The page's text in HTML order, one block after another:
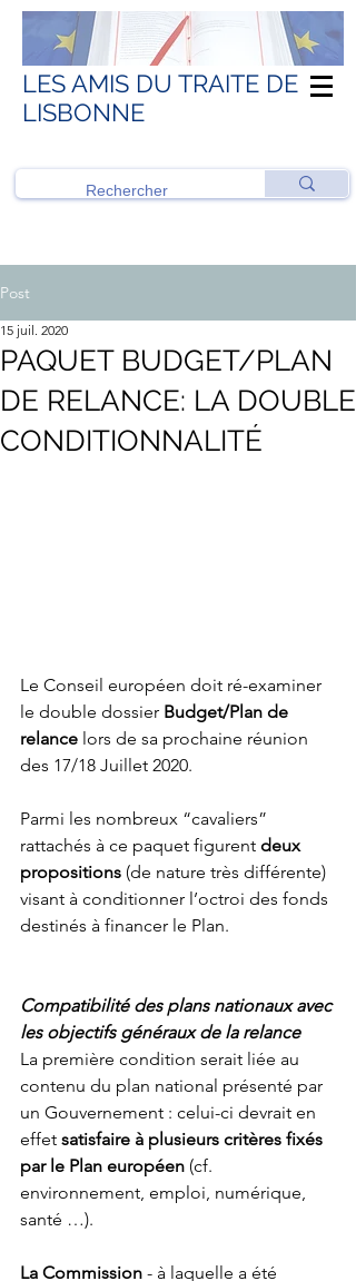
LES AMIS DU TRAITE DE
LISBONNE
Post
PAQUET BUDGET/PLAN
DE RELANCE: LA DOUBLE
CONDITIONNALITÉ
15 juil. 2020
Le Conseil européen doit ré-examiner
le double dossier Budget/Plan de
relance lors de sa prochaine réunion
des 17/18 Juillet 2020.
Parmi les nombreux “cavaliers”
rattachés à ce paquet figurent deux
propositions (de nature très différente)
visant à conditionner l’octroi des fonds
destinés à financer le Plan.
Compatibilité des plans nationaux avec
les objectifs généraux de la relance
La première condition serait liée au
contenu du plan national présenté par
un Gouvernement : celui-ci devrait en
effet satisfaire à plusieurs critères fixés
par le Plan européen (cf.
environnement, emploi, numérique,
santé …).
La Commission - à laquelle a été